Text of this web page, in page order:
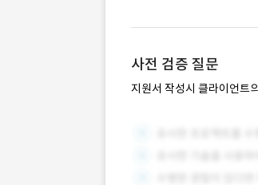
사전 검증 질문
지원서 작성시 클라이언트